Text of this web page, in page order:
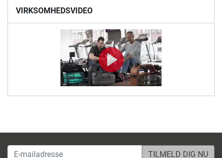
VIRKSOMHEDSVIDEO
E-mailadresse